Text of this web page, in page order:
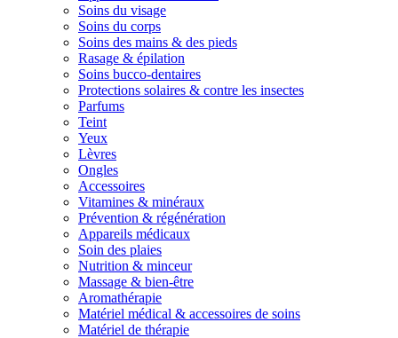
Soins du visage
Soins du corps
Soins des mains & des pieds
Rasage & épilation
Soins bucco-dentaires
Protections solaires & contre les insectes
Parfums
Teint
Yeux
Lèvres
Ongles
Accessoires
Vitamines & minéraux
Prévention & régénération
Appareils médicaux
Soin des plaies
Nutrition & minceur
Massage & bien-être
Aromathérapie
Matériel médical & accessoires de soins
Matériel de thérapie